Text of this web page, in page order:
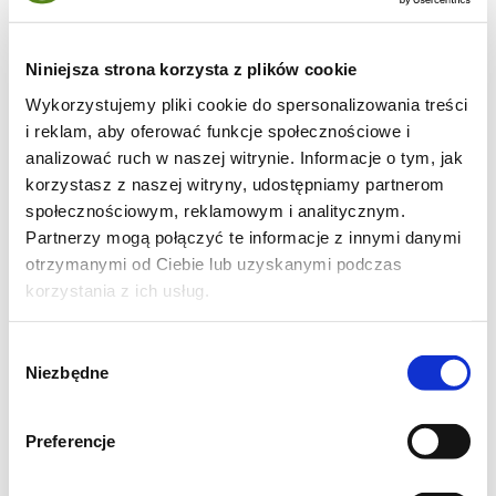
Niniejsza strona korzysta z plików cookie
Wykorzystujemy pliki cookie do spersonalizowania treści
i reklam, aby oferować funkcje społecznościowe i
analizować ruch w naszej witrynie. Informacje o tym, jak
korzystasz z naszej witryny, udostępniamy partnerom
społecznościowym, reklamowym i analitycznym.
Partnerzy mogą połączyć te informacje z innymi danymi
otrzymanymi od Ciebie lub uzyskanymi podczas
korzystania z ich usług.
zgody
Niezbędne
Preferencje
Składniki (ok. 10-12 gofrów takich jak na
2 szklanki mąki
2 jajka